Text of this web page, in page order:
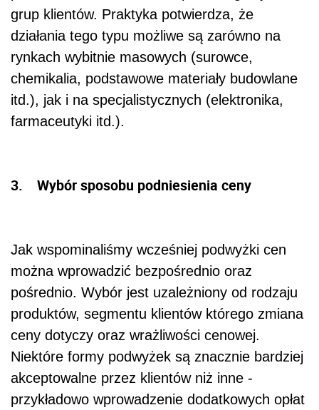
grup klientów. Praktyka potwierdza, że
działania tego typu możliwe są zarówno na
rynkach wybitnie masowych (surowce,
chemikalia, podstawowe materiały budowlane
itd.), jak i na specjalistycznych (elektronika,
farmaceutyki itd.).
3. Wybór sposobu podniesienia ceny
Jak wspominaliśmy wcześniej podwyżki cen
można wprowadzić bezpośrednio oraz
pośrednio. Wybór jest uzależniony od rodzaju
produktów, segmentu klientów którego zmiana
ceny dotyczy oraz wrażliwości cenowej.
Niektóre formy podwyżek są znacznie bardziej
akceptowalne przez klientów niż inne -
przykładowo wprowadzenie dodatkowych opłat